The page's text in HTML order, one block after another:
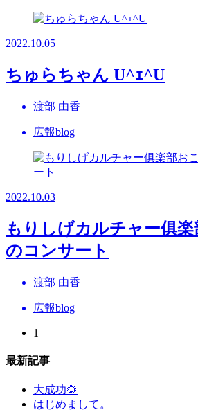
2022.10.05
ちゅらちゃん U^ｪ^U
渡部 由香
広報blog
2022.10.03
もりしげカルチャー俱
のコンサート
渡部 由香
広報blog
1
最新記事
大成功🌻
はじめまして。